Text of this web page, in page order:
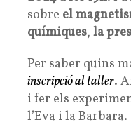
sobre el
químiques, la
Per saber quins
inscripció al taller.
i fer els
l’Eva i la Barbara.